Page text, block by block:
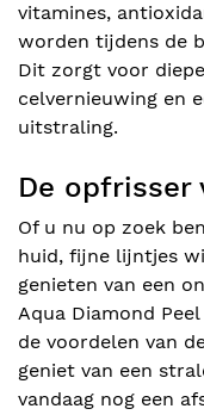
vitamines,
worden tijdens de
Dit zorgt voor
celvernieuwing en
uitstraling.
De opfrisser
Of u nu op zoek
huid, fijne lijntjes
genieten van een
Aqua Diamond
de voordelen van
geniet van een
vandaag nog een